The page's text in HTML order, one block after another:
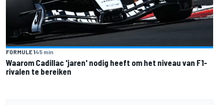
FORMULE 145 min
Waarom Cadillac 'jaren' nodig heeft om het niveau van F1-
rivalen te bereiken